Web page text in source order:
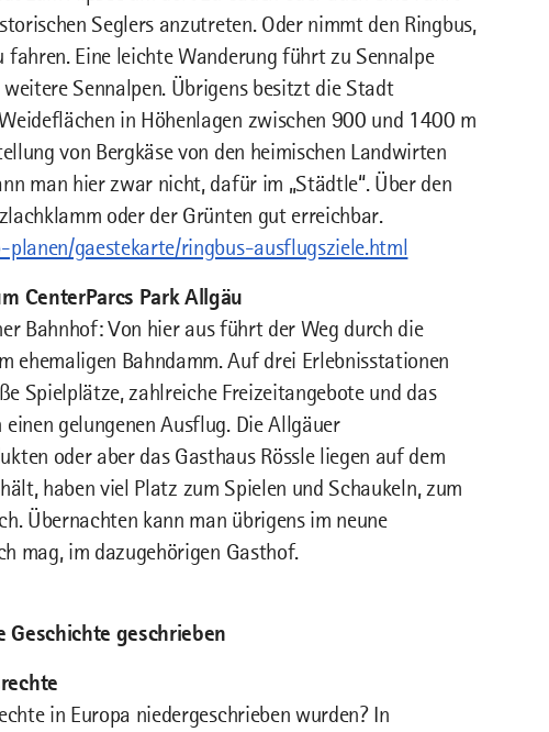
Seglers anzutreten. Oder nimmt den Ringbus,
Eine leichte Wanderung führt zu Sennalpe
Sennalpen. Übrigens besitzt die Stadt
in Höhenlagen zwischen 900 und 1400 m
von Bergkäse von den heimischen Landwirten
man hier zwar nicht, dafür im „Städtle“. Über den
oder der Grünten gut erreichbar.
gaestekarte/ringbus-ausflugsziele.html
CenterParcs Park Allgäu
Bahnhof: Von hier aus führt der Weg durch die
ehemaligen Bahndamm. Auf drei Erlebnisstationen
Spielplätze, zahlreiche Freizeitangebote und das
gelungenen Ausflug. Die Allgäuer
oder aber das Gasthaus Rössle liegen auf dem
haben viel Platz zum Spielen und Schaukeln, zum
Übernachten kann man übrigens im neune
mag, im dazugehörigen Gasthof.
geschrieben
in Europa niedergeschrieben wurden? In